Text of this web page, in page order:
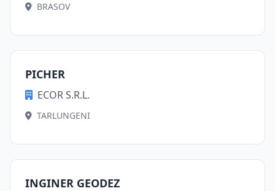
BRASOV
PICHER
ECOR S.R.L.
TARLUNGENI
INGINER GEODEZ